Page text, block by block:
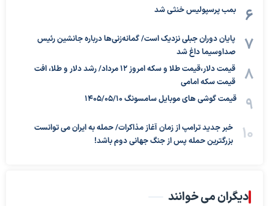
بمب پرسپولیس خنثی شد
پایان دوران جبلی نزدیک است/ گمانه‌زنی‌ها درباره جانشین رئیس
صداوسیما داغ شد
قیمت دلار،قیمت طلا و سکه امروز ۱۲ مرداد/ رشد دلار و طلا، افت
قیمت سکه امامی
قیمت گوشی های موبایل سامسونگ 1405/05/10
خبر جدید ترامپ از زمان آغاز مذاکرات/ حمله به ایران می توانست
بزرگترین حمله پس از جنگ جهانی دوم باشد!
دیگران می خوانند